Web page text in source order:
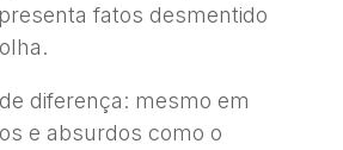
fatos desmentido
diferença: mesmo em
e absurdos como o